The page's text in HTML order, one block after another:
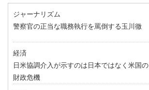
ジャーナリズム
警察官の正当な職務執行を罵倒する玉川徹
経済
日米協調介入が示すのは日本ではなく米国の
財政危機